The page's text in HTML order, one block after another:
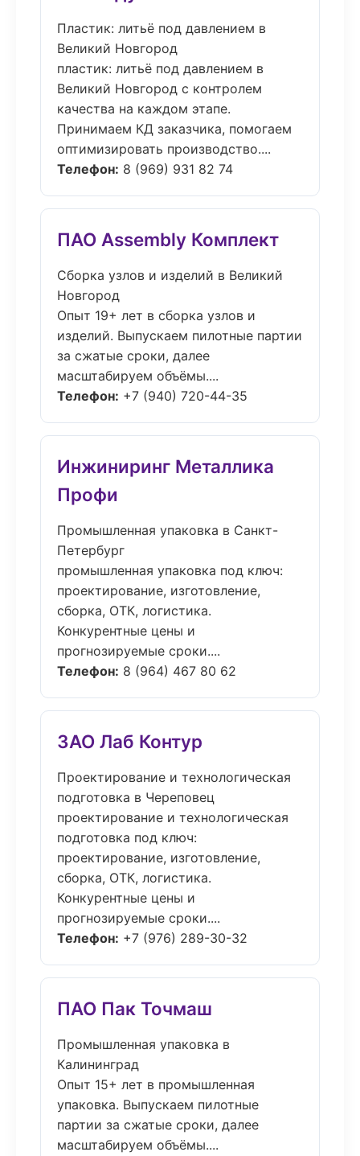
Пластик: литьё под давлением в
Великий Новгород
пластик: литьё под давлением в
Великий Новгород с контролем
качества на каждом этапе.
Принимаем КД заказчика, помогаем
оптимизировать производство....
Телефон: 8 (969) 931 82 74
ПАО Assembly Комплект
Сборка узлов и изделий в Великий
Новгород
Опыт 19+ лет в сборка узлов и
изделий. Выпускаем пилотные партии
за сжатые сроки, далее
масштабируем объёмы....
Телефон: +7 (940) 720-44-35
Инжиниринг Металлика
Профи
Промышленная упаковка в Санкт-
Петербург
промышленная упаковка под ключ:
проектирование, изготовление,
сборка, ОТК, логистика.
Конкурентные цены и
прогнозируемые сроки....
Телефон: 8 (964) 467 80 62
ЗАО Лаб Контур
Проектирование и технологическая
подготовка в Череповец
проектирование и технологическая
подготовка под ключ:
проектирование, изготовление,
сборка, ОТК, логистика.
Конкурентные цены и
прогнозируемые сроки....
Телефон: +7 (976) 289-30-32
ПАО Пак Точмаш
Промышленная упаковка в
Калининград
Опыт 15+ лет в промышленная
упаковка. Выпускаем пилотные
партии за сжатые сроки, далее
масштабируем объёмы....